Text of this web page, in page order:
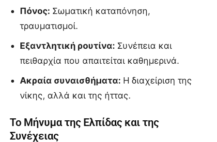
Πόνος: Σωματική καταπόνηση,
τραυματισμοί.
Εξαντλητική ρουτίνα: Συνέπεια και
πειθαρχία που απαιτείται καθημερινά.
Ακραία συναισθήματα: Η διαχείριση της
νίκης, αλλά και της ήττας.
Το Μήνυμα της Ελπίδας και της
Συνέχειας